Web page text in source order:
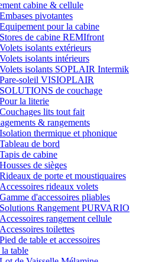
cabine & cellule
Embases pivotantes
Equipement pour la cabine
Stores de cabine REMIfront
Volets isolants extérieurs
Volets isolants intérieurs
Volets isolants SOPLAIR Intermik
Pare-soleil VISIOPLAIR
SOLUTIONS de couchage
Pour la literie
Couchages lits tout fait
& rangements
Isolation thermique et phonique
Tableau de bord
Tapis de cabine
Housses de sièges
Rideaux de porte et moustiquaires
Accessoires rideaux volets
Gamme d'accessoires pliables
Solutions Rangement PURVARIO
Accessoires rangement cellule
Accessoires toilettes
Pied de table et accessoires
table